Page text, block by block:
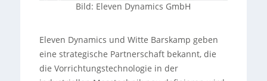
Bild: Eleven Dynamics GmbH
Eleven Dynamics und Witte Barskamp geben
eine strategische Partnerschaft bekannt, die
die Vorrichtungstechnologie in der